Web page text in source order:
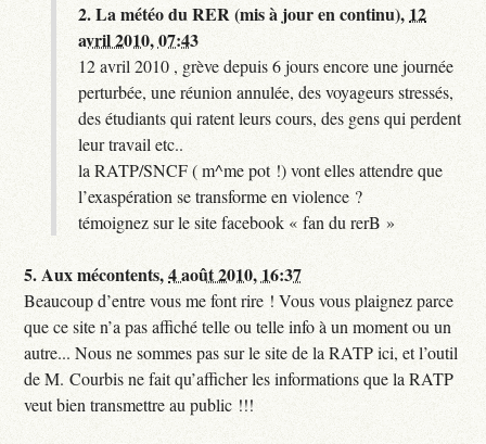
2.La météo du RER (mis à jour en continu), 12
avril 2010, 07:43
12 avril 2010 , grève depuis 6 jours encore une journée
perturbée, une réunion annulée, des voyageurs stressés,
des étudiants qui ratent leurs cours, des gens qui perdent
leur travail etc..
la RATP/SNCF ( m^me pot !) vont elles attendre que
l’exaspération se transforme en violence ?
témoignez sur le site facebook « fan du rerB »
5.Aux mécontents,4 août 2010, 16:37
Beaucoup d’entre vous me font rire ! Vous vous plaignez parce
que ce site n’a pas affiché telle ou telle info à un moment ou un
autre... Nous ne sommes pas sur le site de la RATP ici, et l’outil
de M. Courbis ne fait qu’afficher les informations que la RATP
veut bien transmettre au public !!!